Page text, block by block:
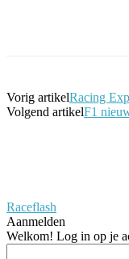
Vorig artikelRacing
Volgend artikelF1
Raceflash
Aanmelden
Welkom! Log in op je